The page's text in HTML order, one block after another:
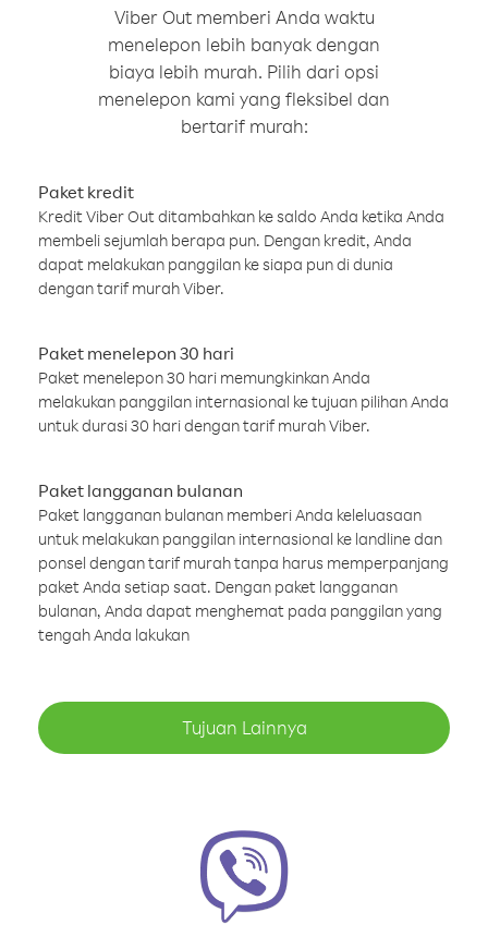
Viber Out memberi Anda waktu
menelepon lebih banyak dengan
biaya lebih murah. Pilih dari opsi
menelepon kami yang fleksibel dan
bertarif murah:
Paket kredit
Kredit Viber Out ditambahkan ke saldo Anda ketika Anda
membeli sejumlah berapa pun. Dengan kredit, Anda
dapat melakukan panggilan ke siapa pun di dunia
dengan tarif murah Viber.
Paket menelepon 30 hari
Paket menelepon 30 hari memungkinkan Anda
melakukan panggilan internasional ke tujuan pilihan Anda
untuk durasi 30 hari dengan tarif murah Viber.
Paket langganan bulanan
Paket langganan bulanan memberi Anda keleluasaan
untuk melakukan panggilan internasional ke landline dan
ponsel dengan tarif murah tanpa harus memperpanjang
paket Anda setiap saat. Dengan paket langganan
bulanan, Anda dapat menghemat pada panggilan yang
tengah Anda lakukan
Tujuan Lainnya